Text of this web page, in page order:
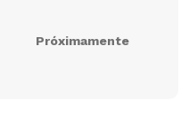
Próximamente